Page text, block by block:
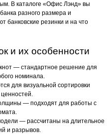
В каталоге «Офис Лэнд» вы
разного размера и
банковские резинки и на что
и их особенности
— стандартное решение для
номинала.
для визуальной сортировки
ценностей.
— подходят для работы с
— рассчитаны на длительное
и разрывов.